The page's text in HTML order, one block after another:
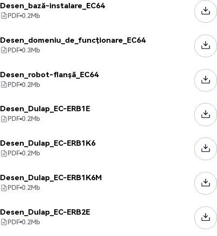
Desen_bază-instalare_EC64
PDF 0.2Mb
Desen_domeniu_de_funcționare_EC64
PDF 0.3Mb
Desen_robot-flanșă_EC64
PDF 0.2Mb
Desen_Dulap_EC-ERB1E
PDF 0.2Mb
Desen_Dulap_EC-ERB1K6
PDF 0.2Mb
Desen_Dulap_EC-ERB1K6M
PDF 0.2Mb
Desen_Dulap_EC-ERB2E
PDF 0.2Mb